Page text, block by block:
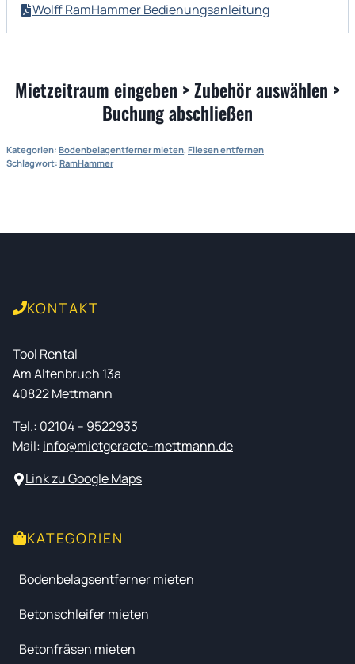
Wolff RamHammer Bedienungsanleitung
Mietzeitraum eingeben > Zubehör auswählen >
Buchung abschließen
Kategorien: Bodenbelagentferner mieten, Fliesen entfernen
Schlagwort: RamHammer
KONTAKT
Tool Rental
Am Altenbruch 13a
40822 Mettmann
Tel.: 02104 – 9522933
Mail: info@mietgeraete-mettmann.de
Link zu Google Maps
KATEGORIEN
Bodenbelagsentferner mieten
Betonschleifer mieten
Betonfräsen mieten